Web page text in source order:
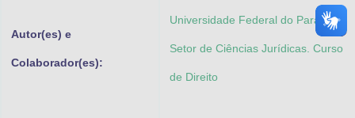
Autor(es) e
Colaborador(es):
Universidade Federal do Paraná.
Setor de Ciências Jurídicas. Curso
de Direito